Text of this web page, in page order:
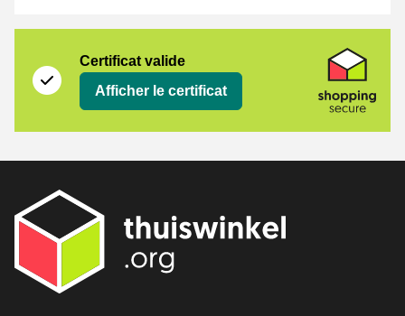
Certificat valide
Afficher le certificat